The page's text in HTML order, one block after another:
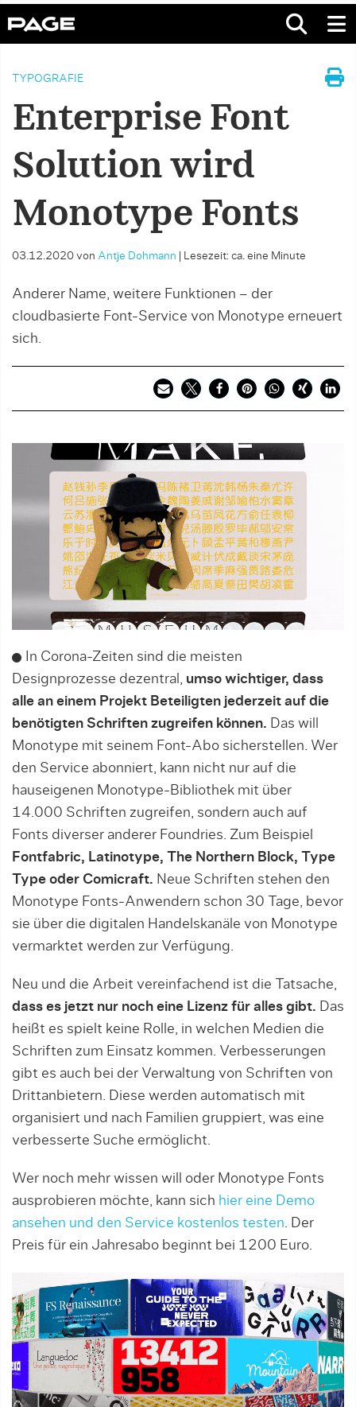
TYPOGRAFIE
Enterprise Font
Solution wird
Monotype Fonts
03.12.2020 von Antje Dohmann Lesezeit: ca. eine Minute
Anderer Name, weitere Funktionen – der
cloudbasierte Font-Service von Monotype erneuert
sich.
In Corona-Zeiten sind die meisten
Designprozesse dezentral, umso wichtiger, dass
alle an einem Projekt Beteiligten jederzeit auf die
benötigten Schriften zugreifen können. Das will
Monotype mit seinem Font-Abo sicherstellen. Wer
den Service abonniert, kann nicht nur auf die
hauseigenen Monotype-Bibliothek mit über
14.000 Schriften zugreifen, sondern auch auf
Fonts diverser anderer Foundries. Zum Beispiel
Fontfabric, Latinotype, The Northern Block, Type
Type oder Comicraft. Neue Schriften stehen den
Monotype Fonts-Anwendern schon 30 Tage, bevor
sie über die digitalen Handelskanäle von Monotype
vermarktet werden zur Verfügung.
Neu und die Arbeit vereinfachend ist die Tatsache,
dass es jetzt nur noch eine Lizenz für alles gibt. Das
heißt es spielt keine Rolle, in welchen Medien die
Schriften zum Einsatz kommen. Verbesserungen
gibt es auch bei der Verwaltung von Schriften von
Drittanbietern. Diese werden automatisch mit
organisiert und nach Familien gruppiert, was eine
verbesserte Suche ermöglicht.
Wer noch mehr wissen will oder Monotype Fonts
ausprobieren möchte, kann sich hier eine Demo
ansehen und den Service kostenlos testen. Der
Preis für ein Jahresabo beginnt bei 1200 Euro.